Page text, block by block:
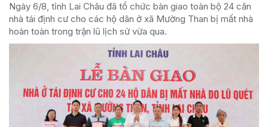
Ngày 6/8, tỉnh Lai Châu đã tổ chức bàn giao toàn bộ 24 căn
nhà tái định cư cho các hộ dân ở xã Mường Than bị mất nhà
hoàn toàn trong trận lũ lịch sử vừa qua.